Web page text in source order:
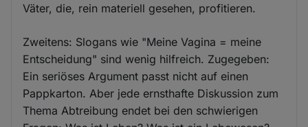
Väter, die, rein materiell gesehen, profitieren.
Zweitens: Slogans wie "Meine Vagina = meine
Entscheidung" sind wenig hilfreich. Zugegeben:
Ein seriöses Argument passt nicht auf einen
Pappkarton. Aber jede ernsthafte Diskussion zum
Thema Abtreibung endet bei den schwierigen